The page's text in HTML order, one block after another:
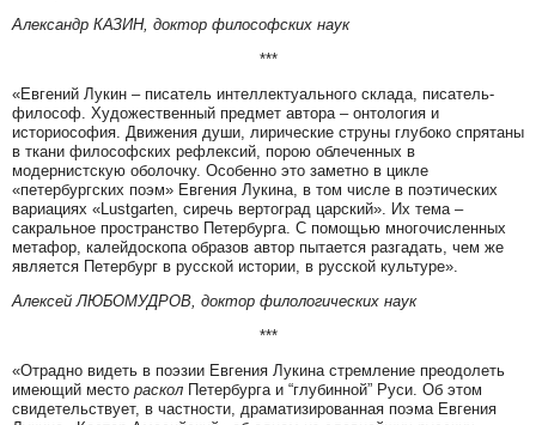
Александр КАЗИН, доктор философских наук
***
«Евгений Лукин – писатель интеллектуального склада, писатель-
философ. Художественный предмет автора – онтология и
историософия. Движения души, лирические струны глубоко спрятаны
в ткани философских рефлексий, порою облеченных в
модернистскую оболочку. Особенно это заметно в цикле
«петербургских поэм» Евгения Лукина, в том числе в поэтических
вариациях «Lustgarten, сиречь вертоград царский». Их тема –
сакральное пространство Петербурга. С помощью многочисленных
метафор, калейдоскопа образов автор пытается разгадать, чем же
является Петербург в русской истории, в русской культуре».
Алексей ЛЮБОМУДРОВ, доктор филологических наук
***
«Отрадно видеть в поэзии Евгения Лукина стремление преодолеть
имеющий место раскол Петербурга и “глубинной” Руси. Об этом
свидетельствует, в частности, драматизированная поэма Евгения